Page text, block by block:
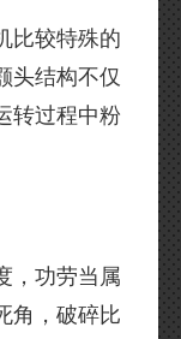
比较特殊的
头结构不仅
转过程中粉
，功劳当属
角，破碎比